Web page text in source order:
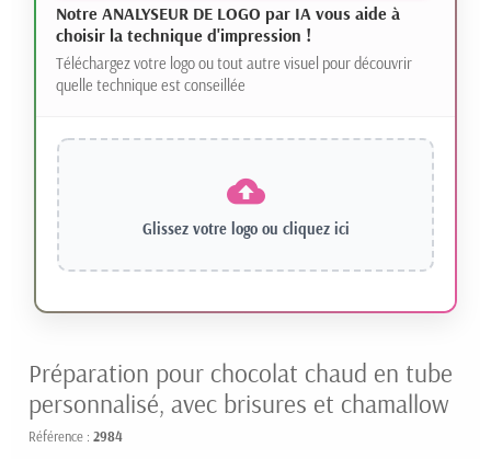
Notre ANALYSEUR DE LOGO par IA vous aide à
choisir la technique d'impression !
Téléchargez votre logo ou tout autre visuel pour découvrir
quelle technique est conseillée
Glissez votre logo ou cliquez ici
Préparation pour chocolat chaud en tube
personnalisé, avec brisures et chamallow
Référence : 2984